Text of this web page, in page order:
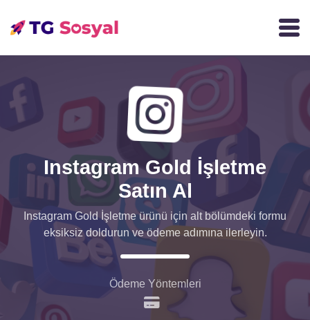
Instagram Gold İşletme
Satın Al
Instagram Gold İşletme ürünü için alt bölümdeki formu
eksiksiz doldurun ve ödeme adımına ilerleyin.
Ödeme Yöntemleri